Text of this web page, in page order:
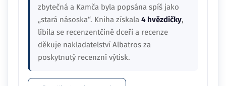
zbytečná a Kamča byla popsána spíš jako
„stará násoska“. Kniha získala 4 hvězdičky,
líbila se recenzentčině dceři a recenze
děkuje nakladatelství Albatros za
poskytnutý recenzní výtisk.